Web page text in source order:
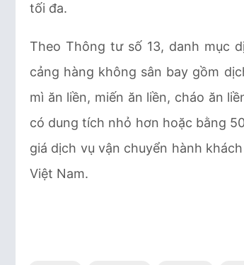
tối đa.
Theo Thông tư số 13, danh mục
cảng hàng không sân bay gồm
mì ăn liền, miến ăn liền, cháo ăn
có dung tích nhỏ hơn hoặc bằng
giá dịch vụ vận chuyển hành
Việt Nam.